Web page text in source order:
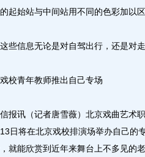
起始站与中间站用不同的色彩加以
信息无论是对自驾出行，还是对走
青年教师推出自己专场
讯（记者唐雪薇）北京戏曲艺术职
日将在北京戏校排演场举办自己的
就能欣赏到近年来舞台上不多见的